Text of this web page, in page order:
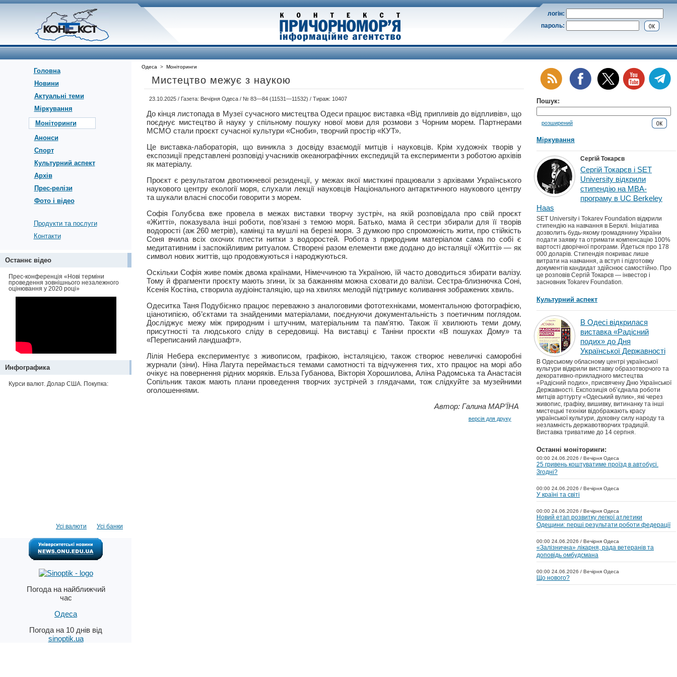
логін:
пароль:
Головна
Новини
Актуальні теми
Міркування
Моніторинги
Анонси
Спорт
Культурний аспект
Архів
Прес-релізи
Фото і відео
Продукти та послуги
Контакти
Останнє відео
Прес-конференція «Нові терміни
проведення зовнішнього незалежного
оцінювання у 2020 році»
Инфографика
Курси валют. Долар США. Покупка:
Усі банки
Усі валюти
Погода на найближчий
час
Одеса
Погода на 10 днів від
sinoptik.ua
Одеса > Моніторинги
Мистецтво межує з наукою
23.10.2025 / Газета: Вечірня Одеса / № 83—84 (11531—11532) / Тираж: 10407
До кінця листопада в Музеї сучасного мистецтва Одеси працює виставка «Від припливів до відпливів», що
поєднує мистецтво й науку у спільному пошуку нової мови для розмови з Чорним морем. Партнерами
МСМО стали проєкт сучасної культури «Сноби», творчий простір «КУТ».
Це виставка-лабораторія, що виникла з досвіду взаємодії митців і науковців. Крім художніх творів у
експозиції представлені розповіді учасників океанографічних експедицій та експерименти з роботою архівів
як матеріалу.
Проєкт є результатом двотижневої резиденції, у межах якої мисткині працювали з архівами Українського
наукового центру екології моря, слухали лекції науковців Національного антарктичного наукового центру
та шукали власні способи говорити з морем.
Софія Голубєва вже провела в межах виставки творчу зустріч, на якій розповідала про свій проєкт
«Житті», показувала інші роботи, пов’язані з темою моря. Батько, мама й сестри збирали для її творів
водорості (аж 260 метрів), камінці та мушлі на березі моря. З думкою про спроможність жити, про стійкість
Соня вчила всіх охочих плести нитки з водоростей. Робота з природним матеріалом сама по собі є
медитативним і заспокійливим ритуалом. Створені разом елементи вже додано до інсталяції «Житті» — як
символ нових життів, що продовжуються і народжуються.
Оскільки Софія живе поміж двома країнами, Німеччиною та Україною, їй часто доводиться збирати валізу.
Тому й фрагменти проєкту мають згини, їх за бажанням можна сховати до валізи. Сестра-близнючка Соні,
Ксенія Костіна, створила аудіоінсталяцію, що на хвилях мелодій підтримує коливання зображених хвиль.
Одеситка Таня Подубієнко працює переважно з аналоговими фототехніками, моментальною фотографією,
ціанотипією, об’єктами та знайденими матеріалами, поєднуючи документальність з поетичним поглядом.
Досліджує межу між природним і штучним, матеріальним та пам’ятю. Також її хвилюють теми дому,
присутності та людського сліду в середовищі. На виставці є Таніни проєкти «В пошуках Дому» та
«Переписаний ландшафт».
Лілія Небера експериментує з живописом, графікою, інсталяцією, також створює невеличкі саморобні
журнали (зіни). Ніна Лагута переймається темами самотності та відчуження тих, хто працює на морі або
очікує на повернення рідних моряків. Ельза Губанова, Вікторія Хорошилова, Аліна Радомська та Анастасія
Сопільник також мають плани проведення творчих зустрічей з глядачами, тож слідкуйте за музейними
оголошеннями.
Автор: Галина МАР’ЇНА
версія для друку
Пошук:
розширений
Міркування
Сергій Токарєв
Сергій Токарєв і SET
University відкрили
стипендію на MBA-
програму в UC Berkeley
Haas
SET University і Tokarev Foundation відкрили
стипендію на навчання в Берклі. Ініціатива
дозволить будь-якому громадянину України
подати заявку та отримати компенсацію 100%
вартості дворічної програми. Йдеться про 178
000 доларів. Стипендія покриває лише
витрати на навчання, а вступ і підготовку
документів кандидат здійснює самостійно. Про
це розповів Сергій Токарєв — інвестор і
засновник Tokarev Foundation.
Культурний аспект
В Одесі відкрилася
виставка «Радісний
подих» до Дня
Української Державності
В Одеському обласному центрі української
культури відкрили виставку образотворчого та
декоративно-прикладного мистецтва
«Радісний подих», присвячену Дню Української
Державності. Експозиція об’єднала роботи
митців артгурту «Одеський вулик», які через
живопис, графіку, вишивку, витинанку та інші
мистецькі техніки відображають красу
української культури, духовну силу народу та
незламність державотворчих традицій.
Виставка триватиме до 14 серпня.
Останні моніторинги:
00:00 24.06.2026 / Вечірня Одеса
25 гривень коштуватиме проїзд в автобусі.
Згодні?
00:00 24.06.2026 / Вечірня Одеса
У країні та світі
00:00 24.06.2026 / Вечірня Одеса
Новий етап розвитку легкої атлетики
Одещини: перші результати роботи федерації
00:00 24.06.2026 / Вечірня Одеса
«Залізнична» лікарня, рада ветеранів та
доповідь омбудсмана
00:00 24.06.2026 / Вечірня Одеса
Що нового?